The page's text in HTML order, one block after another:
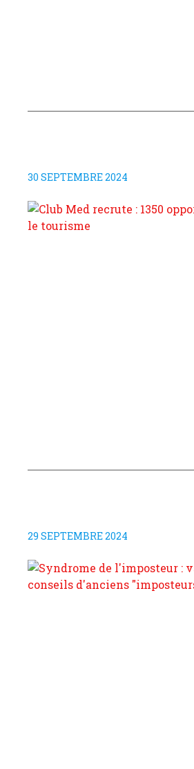
30 SEPTEMBRE 2024
29 SEPTEMBRE 2024